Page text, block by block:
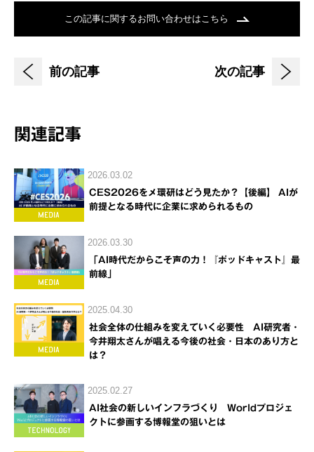
この記事に関するお問い合わせはこちら
前の記事 次の記事
関連記事
2026.03.02
CES2026をメ環研はどう見たか？【後編】 AIが
前提となる時代に企業に求められるもの
2026.03.30
「AI時代だからこそ声の力！『ポッドキャスト』最
前線」
2025.04.30
社会全体の仕組みを変えていく必要性 AI研究者・
今井翔太さんが唱える今後の社会・日本のあり方と
は？
2025.02.27
AI社会の新しいインフラづくり Worldプロジェ
クトに参画する博報堂の狙いとは